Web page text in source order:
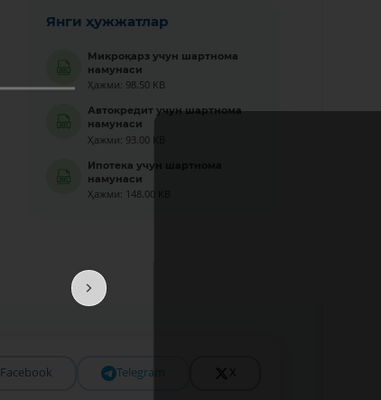
Янги ҳужжатлар
Микроқарз учун шартнома
намунаси
Ҳажми: 98.50 KB
Автокредит учун шартнома
намунаси
Ҳажми: 93.00 KB
Ипотека учун шартнома
намунаси
Ҳажми: 148.00 KB
Facebook Telegram X